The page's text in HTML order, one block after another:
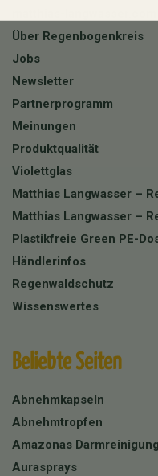
Über Regenbogenkreis
Jobs
Newsletter
Partnerprogramm
Meinungen
Produktqualität
Violettglas
Matthias Langwasser –
Matthias Langwasser –
Plastikfreie Green PE-
Händlerinfos
Regenwaldschutz
Wissenswertes
Beliebte Seiten
Abnehmkapseln
Abnehmtropfen
Amazonas Darmreinigung
Aurasprays